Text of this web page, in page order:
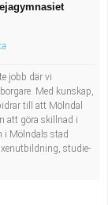
jobb där vi
Med kunskap,
till att Mölndal
att göra skillnad i
i Mölndals stad
studie-